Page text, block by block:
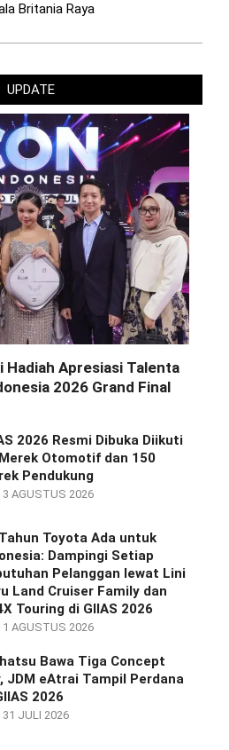
Britania Raya
UPDATE
Hadiah Apresiasi Talenta
2026 Grand Final
2026 Resmi Dibuka Diikuti
Otomotif dan 150
Pendukung
3 AGUSTUS 2026
Toyota Ada untuk
Dampingi Setiap
Pelanggan lewat Lini
Land Cruiser Family dan
Touring di GIIAS 2026
1 AGUSTUS 2026
Bawa Tiga Concept
JDM eAtrai Tampil Perdana
2026
31 JULI 2026